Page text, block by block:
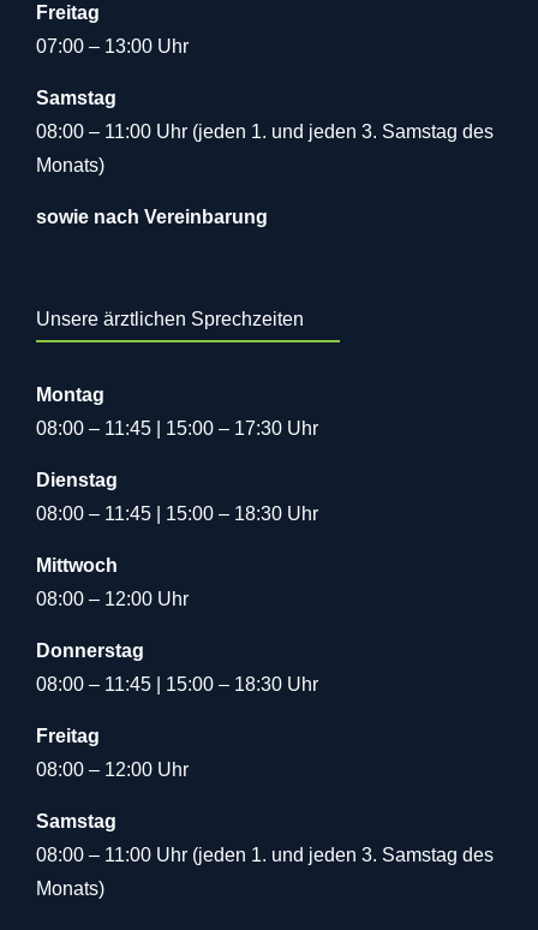
Freitag
07:00 – 13:00 Uhr
Samstag
08:00 – 11:00 Uhr (jeden 1. und jeden 3. Samstag des
Monats)
sowie nach Vereinbarung
Unsere ärztlichen Sprechzeiten
Montag
08:00 – 11:45 | 15:00 – 17:30 Uhr
Dienstag
08:00 – 11:45 | 15:00 – 18:30 Uhr
Mittwoch
08:00 – 12:00 Uhr
Donnerstag
08:00 – 11:45 | 15:00 – 18:30 Uhr
Freitag
08:00 – 12:00 Uhr
Samstag
08:00 – 11:00 Uhr (jeden 1. und jeden 3. Samstag des
Monats)